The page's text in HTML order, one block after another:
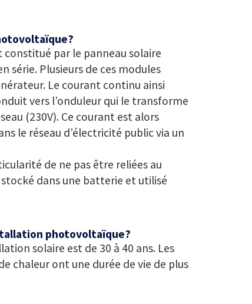
constitué par le panneau solaire
série. Plusieurs de ces modules
Le courant continu ainsi
vers l’onduleur qui le transforme
(230V). Ce courant est alors
le réseau d’électricité public via un
de ne pas être reliées au
dans une batterie et utilisé
photovoltaïque?
solaire est de 30 à 40 ans. Les
chaleur ont une durée de vie de plus